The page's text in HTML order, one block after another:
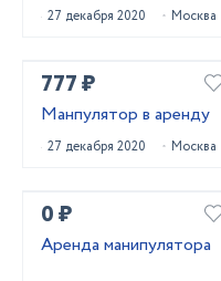
27 декабря 2020 Москва
777 ₽
Манпулятор в аренду
27 декабря 2020 Москва
0 ₽
Аренда манипулятора